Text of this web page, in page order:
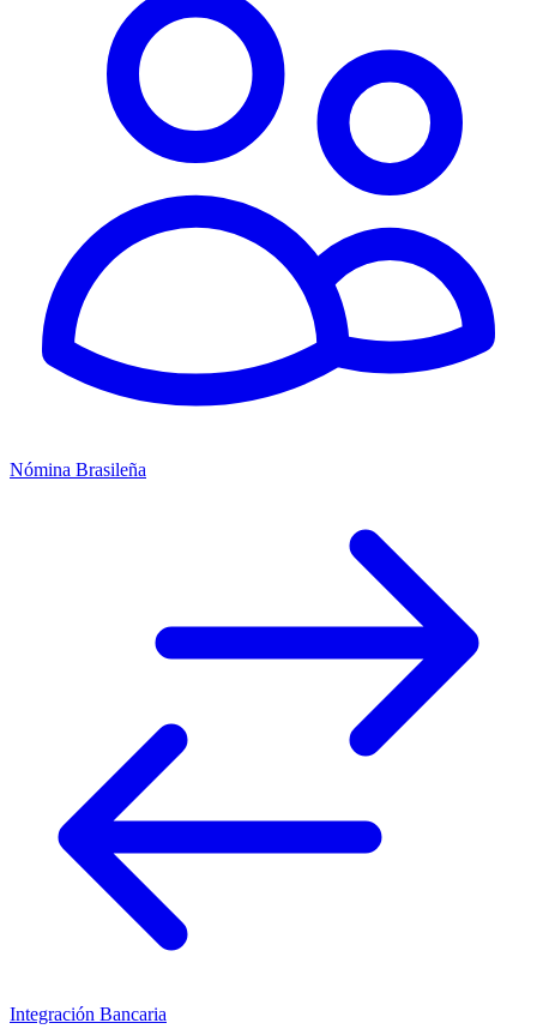
Nómina Brasileña
Integración Bancaria